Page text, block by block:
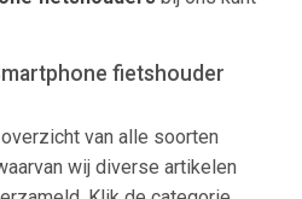
fietshouder
van alle soorten
wij diverse artikelen